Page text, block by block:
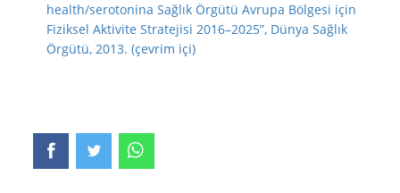
health/serotonina Sağlık Örgütü Avrupa Bölgesi için
Fiziksel Aktivite Stratejisi 2016–2025”, Dünya Sağlık
Örgütü, 2013. (çevrim içi)